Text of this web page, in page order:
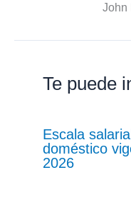
John
Te puede
Escala
doméstico
2026